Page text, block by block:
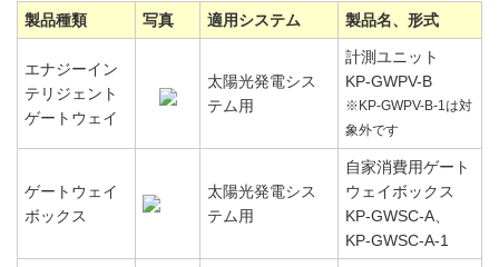
製品種類
写真 適用システム 製品名、形式
エナジーイン
テリジェント
ゲートウェイ
太陽光発電シス
テム用
計測ユニット
KP-GWPV-B
※KP-GWPV-B-1は対
象外です
ゲートウェイ
ボックス
太陽光発電シス
テム用
自家消費用ゲート
ウェイボックス
KP-GWSC-A、
KP-GWSC-A-1